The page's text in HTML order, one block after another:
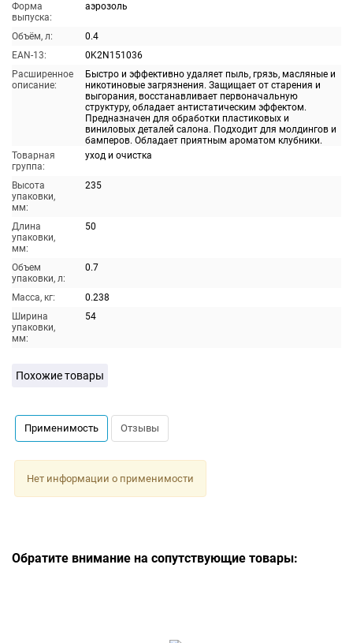
Форма
выпуска:
аэрозоль
Объём, л:
0.4
EAN-13:
0K2N151036
Расширенное
описание:
Быстро и эффективно удаляет пыль, грязь, масляные и
никотиновые загрязнения. Защищает от старения и
выгорания, восстанавливает первоначальную
структуру, обладает антистатическим эффектом.
Предназначен для обработки пластиковых и
виниловых деталей салона. Подходит для молдингов и
бамперов. Обладает приятным ароматом клубники.
Товарная
группа:
уход и очистка
Высота
упаковки,
мм:
235
Длина
упаковки,
мм:
50
Объем
упаковки, л:
0.7
Масса, кг:
0.238
Ширина
упаковки,
мм:
54
Похожие товары
Применимость Отзывы
Нет информации о применимости
Обратите внимание на сопутствующие товары: